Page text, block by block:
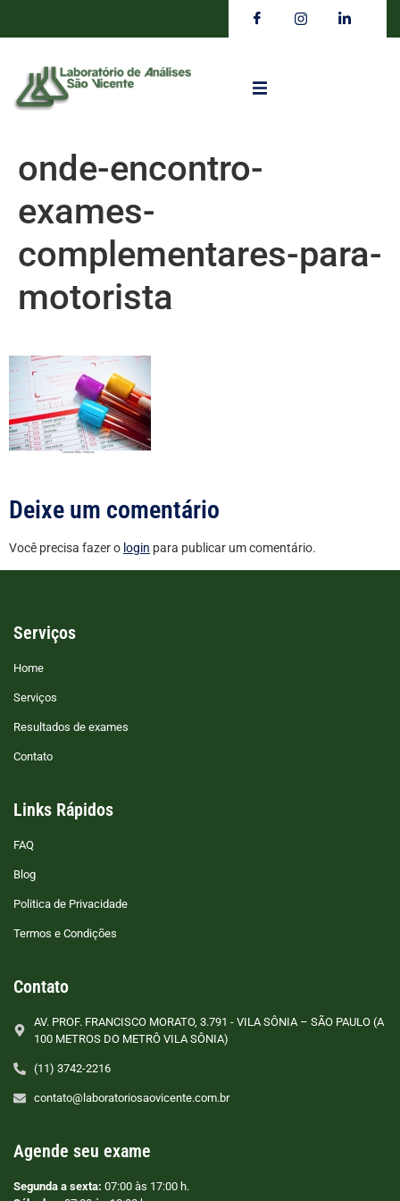
onde-encontro-
exames-
complementares-para-
motorista
Deixe um comentário
Você precisa fazer o login para publicar um comentário.
Serviços
Home
Serviços
Resultados de exames
Contato
Links Rápidos
FAQ
Blog
Politica de Privacidade
Termos e Condições
Contato
AV. PROF. FRANCISCO MORATO, 3.791 - VILA SÔNIA – SÃO PAULO (A
100 METROS DO METRÔ VILA SÔNIA)
(11) 3742-2216
contato@laboratoriosaovicente.com.br
Agende seu exame
Segunda a sexta: 07:00 às 17:00 h.